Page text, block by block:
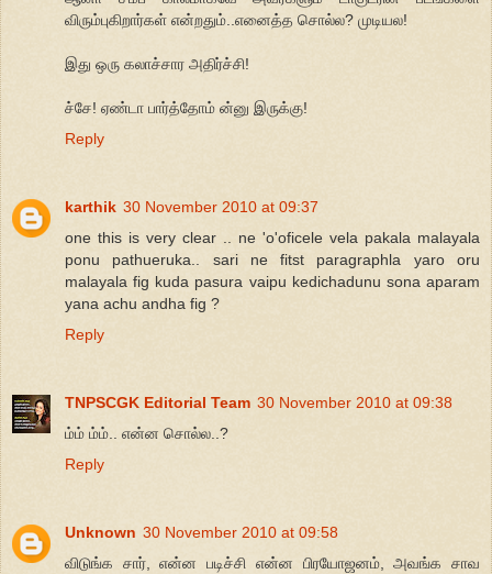
விரும்புகிறார்கள் என்றதும்..எனைத்த சொல்ல? முடியல!
இது ஒரு கலாச்சார அதிர்ச்சி!
ச்சே! ஏண்டா பார்த்தோம் ன்னு இருக்கு!
Reply
karthik 30 November 2010 at 09:37
one this is very clear .. ne 'o'oficele vela pakala malayala
ponu pathueruka.. sari ne fitst paragraphla yaro oru
malayala fig kuda pasura vaipu kedichadunu sona aparam
yana achu andha fig ?
Reply
TNPSCGK Editorial Team 30 November 2010 at 09:38
ம்ம் ம்ம்.. என்ன சொல்ல..?
Reply
Unknown 30 November 2010 at 09:58
விடுங்க சார், என்ன படிச்சி என்ன பிரயோஜனம், அவங்க சாவ